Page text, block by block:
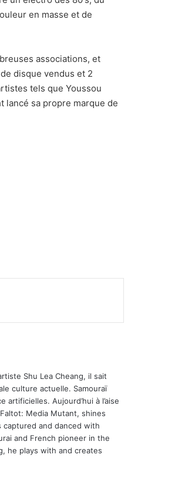
en masse et de
associations, et
disque vendus et 2
tels que Youssou
lancé sa propre marque de
Shu Lea Cheang, il sait
culture actuelle. Samouraï
Aujourd’hui à l’aise
Media Mutant, shines
captured and danced with
and French pioneer in the
he plays with and creates